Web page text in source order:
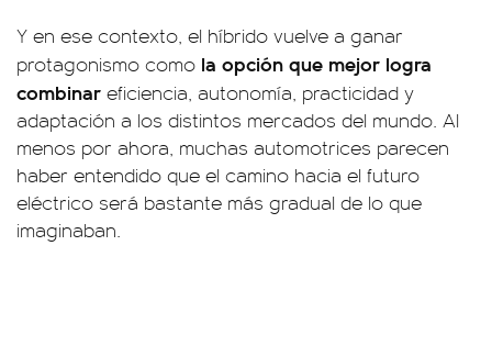
Y en ese contexto, el híbrido vuelve a ganar
protagonismo como la opción que mejor logra
combinar eficiencia, autonomía, practicidad y
adaptación a los distintos mercados del mundo. Al
menos por ahora, muchas automotrices parecen
haber entendido que el camino hacia el futuro
eléctrico será bastante más gradual de lo que
imaginaban.